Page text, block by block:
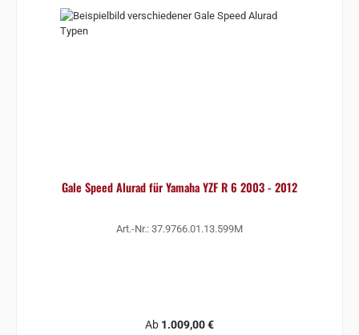
Gale Speed Alurad für Yamaha YZF R 6 2003 - 2012
Art.-Nr.: 37.9766.01.13.599M
Regulärer Preis:
Ab 1.009,00 €